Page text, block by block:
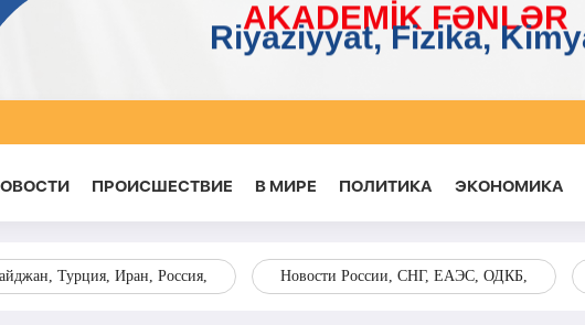
ПРОИСШЕСТВИЕ В МИРЕ ПОЛИТИКА ЭКОНОМИКА
Турция, Иран, Россия, Новости России, СНГ, ЕАЭС, ОДКБ,